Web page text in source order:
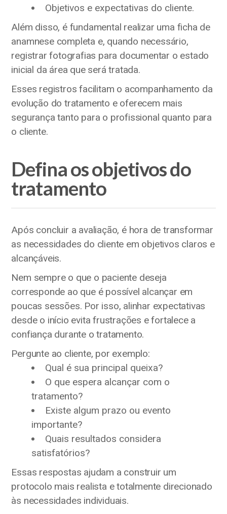
Objetivos e expectativas do cliente.
Além disso, é fundamental realizar uma ficha de
anamnese completa e, quando necessário,
registrar fotografias para documentar o estado
inicial da área que será tratada.
Esses registros facilitam o acompanhamento da
evolução do tratamento e oferecem mais
segurança tanto para o profissional quanto para
o cliente.
Defina os objetivos do
tratamento
Após concluir a avaliação, é hora de transformar
as necessidades do cliente em objetivos claros e
alcançáveis.
Nem sempre o que o paciente deseja
corresponde ao que é possível alcançar em
poucas sessões. Por isso, alinhar expectativas
desde o início evita frustrações e fortalece a
confiança durante o tratamento.
Pergunte ao cliente, por exemplo:
Qual é sua principal queixa?
O que espera alcançar com o
tratamento?
Existe algum prazo ou evento
importante?
Quais resultados considera
satisfatórios?
Essas respostas ajudam a construir um
protocolo mais realista e totalmente direcionado
às necessidades individuais.